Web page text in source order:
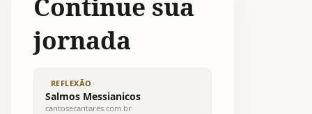
jornada
REFLEXÃO
Salmos Messianicos
cantosecantares.com.br